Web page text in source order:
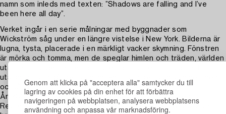
Genom att klicka på "acceptera alla" samtycker du till
lagring av cookies på din enhet för att förbättra
navigeringen på webbplatsen, analysera webbplatsens
användning och anpassa vår marknadsföring.
namn som inleds med texten: ”Shadows are falling and I’ve
been here all day”.
Verket ingår i en serie målningar med byggnader som
Wickström såg under en längre vistelse i New York. Bilderna är
lugna, tysta, placerade i en märkligt vacker skymning. Fönstren
är mörka och tomma, men de speglar himlen och träden, världen
utanför. Fasaden blir en gräns, en gräns mellan insida och
utsida, nu och då, det som har varit och det som kommer, men
också en gräns mellan betraktaren och konsten.
År 2009 annonserade Martin Wickström, likt Carl Fredrik
Reuterswärd på 60-talet, att han tog semester. År 2012 var